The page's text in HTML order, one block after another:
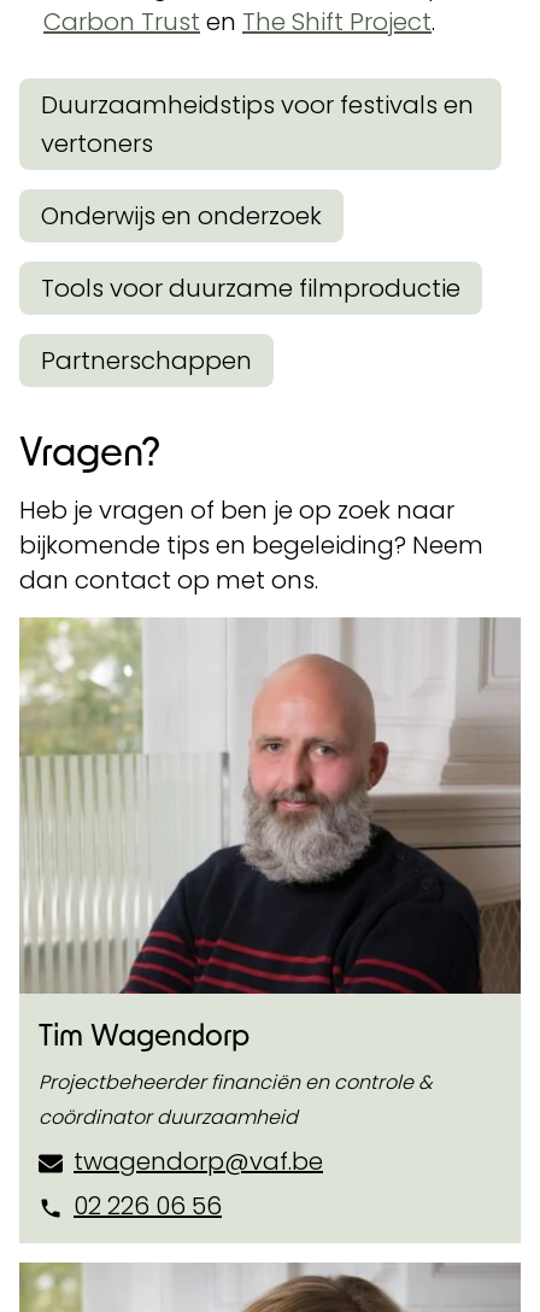
Carbon Trust en The Shift Project.
Duurzaamheidstips voor festivals en
vertoners
Onderwijs en onderzoek
Tools voor duurzame filmproductie
Partnerschappen
Vragen?
Heb je vragen of ben je op zoek naar
bijkomende tips en begeleiding? Neem
dan contact op met ons.
Tim Wagendorp
Projectbeheerder financiën en controle &
coördinator duurzaamheid
twagendorp@vaf.be
02 226 06 56